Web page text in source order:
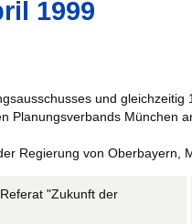
1999
und gleichzeitig
Planungsverbands München
Regierung von Oberbayern,
"Zukunft der